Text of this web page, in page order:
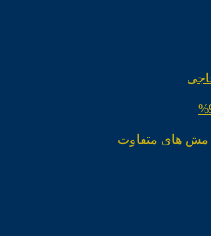
مش های متفاوت